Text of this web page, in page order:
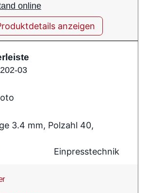
online
anzeigen
03
3.4 mm, Polzahl 40,
Einpresstechnik